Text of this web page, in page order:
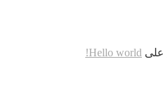
على Hello world!